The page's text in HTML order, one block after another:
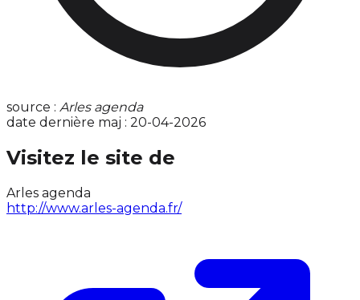
source : Arles agenda
date dernière maj : 20-04-2026
Visitez le site de
Arles agenda
http://www.arles-agenda.fr/